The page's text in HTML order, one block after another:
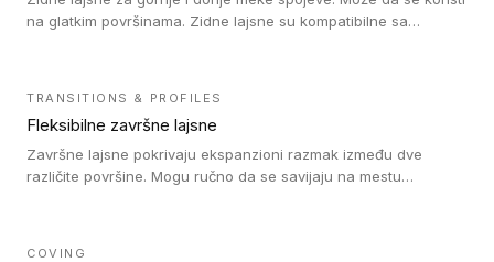
na glatkim površinama. Zidne lajsne su kompatibilne sa
TRANSITIONS & PROFILES
Fleksibilne završne lajsne
Završne lajsne pokrivaju ekspanzioni razmak između dve
različite površine. Mogu ručno da se savijaju na mestu
COVING